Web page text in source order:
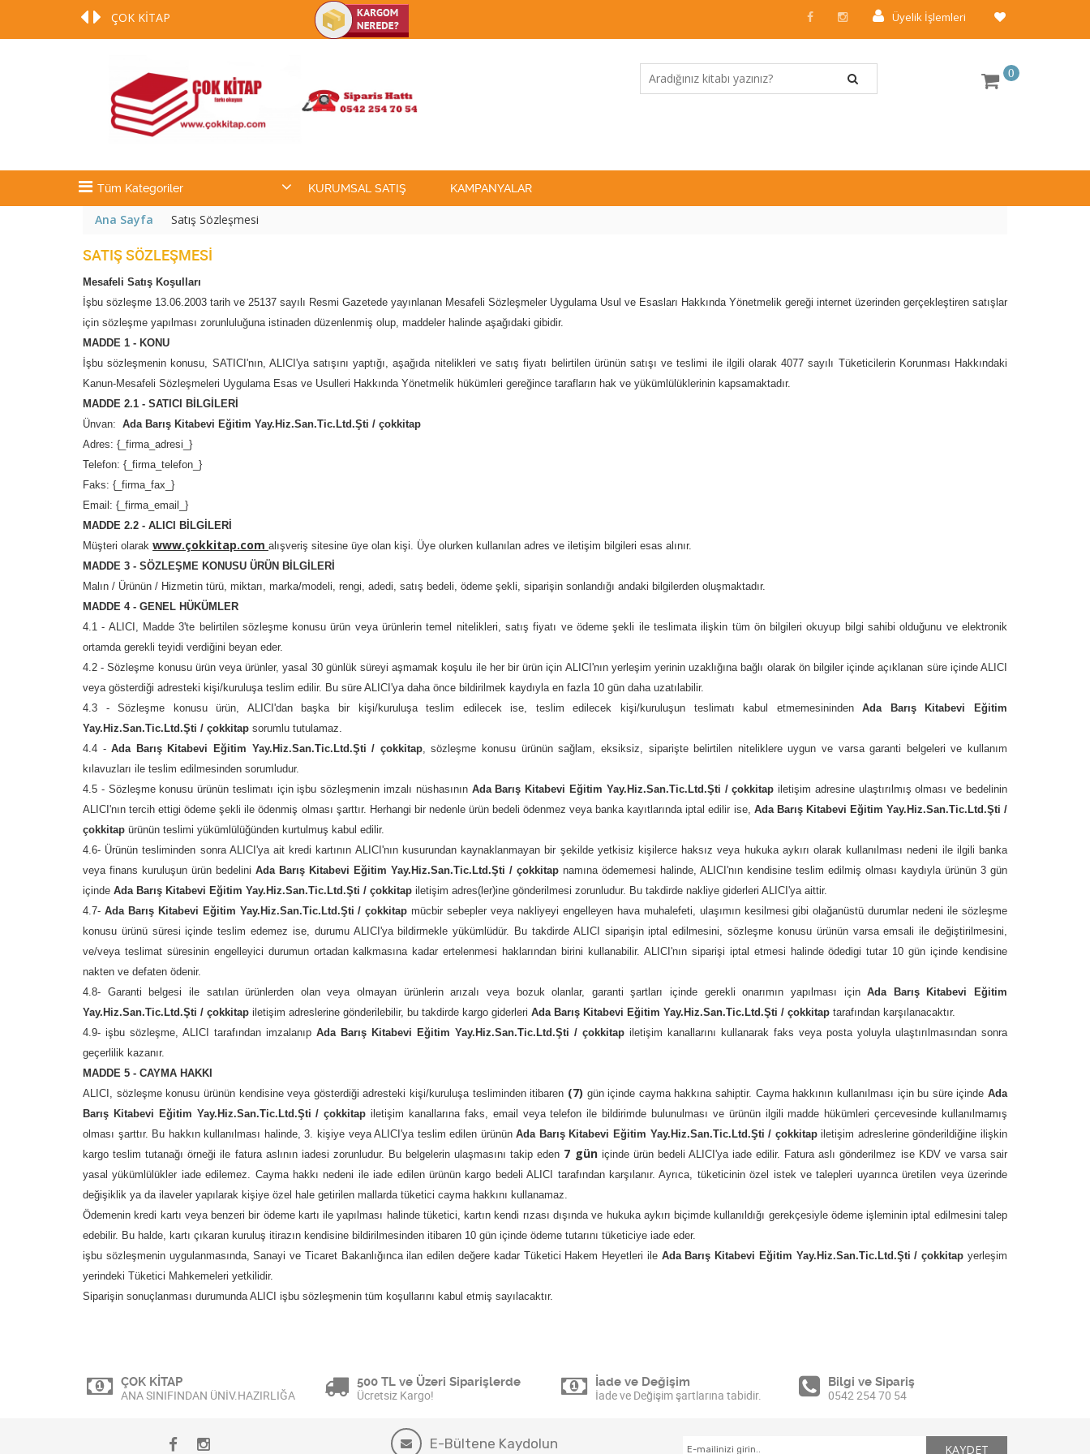
ÇOK KİTAP Üyelik İşlemleri
0
Tüm Kategoriler KURUMSAL SATIŞ KAMPANYALAR
Ana Sayfa Satış Sözleşmesi
SATIŞ SÖZLEŞMESI
Mesafeli Satış Koşulları
İşbu sözleşme 13.06.2003 tarih ve 25137 sayılı Resmi Gazetede yayınlanan Mesafeli Sözleşmeler Uygulama Usul ve Esasları Hakkında Yönetmelik gereği internet üzerinden gerçekleştiren satışlar
için sözleşme yapılması zorunluluğuna istinaden düzenlenmiş olup, maddeler halinde aşağıdaki gibidir.
MADDE 1 - KONU
İşbu sözleşmenin konusu, SATICI'nın, ALICI'ya satışını yaptığı, aşağıda nitelikleri ve satış fiyatı belirtilen ürünün satışı ve teslimi ile ilgili olarak 4077 sayılı Tüketicilerin Korunması Hakkındaki
Kanun-Mesafeli Sözleşmeleri Uygulama Esas ve Usulleri Hakkında Yönetmelik hükümleri gereğince tarafların hak ve yükümlülüklerinin kapsamaktadır.
MADDE 2.1 - SATICI BİLGİLERİ
Ünvan: Ada Barış Kitabevi Eğitim Yay.Hiz.San.Tic.Ltd.Şti / çokkitap
Adres: {_firma_adresi_}
Telefon: {_firma_telefon_}
Faks: {_firma_fax_}
Email: {_firma_email_}
MADDE 2.2 - ALICI BİLGİLERİ
Müşteri olarak www.çokkitap.com alışveriş sitesine üye olan kişi. Üye olurken kullanılan adres ve iletişim bilgileri esas alınır.
MADDE 3 - SÖZLEŞME KONUSU ÜRÜN BİLGİLERİ
Malın / Ürünün / Hizmetin türü, miktarı, marka/modeli, rengi, adedi, satış bedeli, ödeme şekli, siparişin sonlandığı andaki bilgilerden oluşmaktadır.
MADDE 4 - GENEL HÜKÜMLER
4.1 - ALICI, Madde 3'te belirtilen sözleşme konusu ürün veya ürünlerin temel nitelikleri, satış fiyatı ve ödeme şekli ile teslimata ilişkin tüm ön bilgileri okuyup bilgi sahibi olduğunu ve elektronik
ortamda gerekli teyidi verdiğini beyan eder.
4.2 - Sözleşme konusu ürün veya ürünler, yasal 30 günlük süreyi aşmamak koşulu ile her bir ürün için ALICI'nın yerleşim yerinin uzaklığına bağlı olarak ön bilgiler içinde açıklanan süre içinde ALICI
veya gösterdiği adresteki kişi/kuruluşa teslim edilir. Bu süre ALICI'ya daha önce bildirilmek kaydıyla en fazla 10 gün daha uzatılabilir.
4.3 - Sözleşme konusu ürün, ALICI'dan başka bir kişi/kuruluşa teslim edilecek ise, teslim edilecek kişi/kuruluşun teslimatı kabul etmemesinindenAda Barış Kitabevi Eğitim
Yay.Hiz.San.Tic.Ltd.Şti / çokkitap sorumlu tutulamaz.
4.4 -Ada Barış Kitabevi Eğitim Yay.Hiz.San.Tic.Ltd.Şti / çokkitap, sözleşme konusu ürünün sağlam, eksiksiz, siparişte belirtilen niteliklere uygun ve varsa garanti belgeleri ve kullanım
kılavuzları ile teslim edilmesinden sorumludur.
4.5 - Sözleşme konusu ürünün teslimatı için işbu sözleşmenin imzalı nüshasının Ada Barış Kitabevi Eğitim Yay.Hiz.San.Tic.Ltd.Şti / çokkitap iletişim adresine ulaştırılmış olması ve bedelinin
ALICI'nın tercih ettigi ödeme şekli ile ödenmiş olması şarttır. Herhangi bir nedenle ürün bedeli ödenmez veya banka kayıtlarında iptal edilir ise, Ada Barış Kitabevi Eğitim Yay.Hiz.San.Tic.Ltd.Şti /
çokkitap ürünün teslimi yükümlülüğünden kurtulmuş kabul edilir.
4.6- Ürünün tesliminden sonra ALICI'ya ait kredi kartının ALICI'nın kusurundan kaynaklanmayan bir şekilde yetkisiz kişilerce haksız veya hukuka aykırı olarak kullanılması nedeni ile ilgili banka
veya finans kuruluşun ürün bedelini Ada Barış Kitabevi Eğitim Yay.Hiz.San.Tic.Ltd.Şti / çokkitap namına ödememesi halinde, ALICI'nın kendisine teslim edilmiş olması kaydıyla ürünün 3 gün
içinde Ada Barış Kitabevi Eğitim Yay.Hiz.San.Tic.Ltd.Şti / çokkitap iletişim adres(ler)ine gönderilmesi zorunludur. Bu takdirde nakliye giderleri ALICI'ya aittir.
4.7- Ada Barış Kitabevi Eğitim Yay.Hiz.San.Tic.Ltd.Şti / çokkitap mücbir sebepler veya nakliyeyi engelleyen hava muhalefeti, ulaşımın kesilmesi gibi olağanüstü durumlar nedeni ile sözleşme
konusu ürünü süresi içinde teslim edemez ise, durumu ALICI'ya bildirmekle yükümlüdür. Bu takdirde ALICI siparişin iptal edilmesini, sözleşme konusu ürünün varsa emsali ile değiştirilmesini,
ve/veya teslimat süresinin engelleyici durumun ortadan kalkmasına kadar ertelenmesi haklarından birini kullanabilir. ALICI'nın siparişi iptal etmesi halinde ödedigi tutar 10 gün içinde kendisine
nakten ve defaten ödenir.
4.8- Garanti belgesi ile satılan ürünlerden olan veya olmayan ürünlerin arızalı veya bozuk olanlar, garanti şartları içinde gerekli onarımın yapılması içinAda Barış Kitabevi Eğitim
Yay.Hiz.San.Tic.Ltd.Şti / çokkitap iletişim adreslerine gönderilebilir, bu takdirde kargo giderleri Ada Barış Kitabevi Eğitim Yay.Hiz.San.Tic.Ltd.Şti / çokkitap tarafından karşılanacaktır.
4.9- işbu sözleşme, ALICI tarafından imzalanıp Ada Barış Kitabevi Eğitim Yay.Hiz.San.Tic.Ltd.Şti / çokkitap iletişim kanallarını kullanarak faks veya posta yoluyla ulaştırılmasından sonra
geçerlilik kazanır.
MADDE 5 - CAYMA HAKKI
ALICI, sözleşme konusu ürünün kendisine veya gösterdiği adresteki kişi/kuruluşa tesliminden itibaren (7) gün içinde cayma hakkına sahiptir. Cayma hakkının kullanılması için bu süre içinde Ada
Barış Kitabevi Eğitim Yay.Hiz.San.Tic.Ltd.Şti / çokkitap iletişim kanallarına faks, email veya telefon ile bildirimde bulunulması ve ürünün ilgili madde hükümleri çercevesinde kullanılmamış
olması şarttır. Bu hakkın kullanılması halinde, 3. kişiye veya ALICI'ya teslim edilen ürününAda Barış Kitabevi Eğitim Yay.Hiz.San.Tic.Ltd.Şti / çokkitapiletişim adreslerine gönderildiğine ilişkin
kargo teslim tutanağı örneği ile fatura aslının iadesi zorunludur. Bu belgelerin ulaşmasını takip eden 7 güniçinde ürün bedeli ALICI'ya iade edilir. Fatura aslı gönderilmez ise KDV ve varsa sair
yasal yükümlülükler iade edilemez. Cayma hakkı nedeni ile iade edilen ürünün kargo bedeli ALICI tarafından karşılanır. Ayrıca, tüketicinin özel istek ve talepleri uyarınca üretilen veya üzerinde
değişiklik ya da ilaveler yapılarak kişiye özel hale getirilen mallarda tüketici cayma hakkını kullanamaz.
Ödemenin kredi kartı veya benzeri bir ödeme kartı ile yapılması halinde tüketici, kartın kendi rızası dışında ve hukuka aykırı biçimde kullanıldığı gerekçesiyle ödeme işleminin iptal edilmesini talep
edebilir. Bu halde, kartı çıkaran kuruluş itirazın kendisine bildirilmesinden itibaren 10 gün içinde ödeme tutarını tüketiciye iade eder.
işbu sözleşmenin uygulanmasında, Sanayi ve Ticaret Bakanlığınca ilan edilen değere kadar Tüketici Hakem Heyetleri ile Ada Barış Kitabevi Eğitim Yay.Hiz.San.Tic.Ltd.Şti / çokkitap yerleşim
yerindeki Tüketici Mahkemeleri yetkilidir.
Siparişin sonuçlanması durumunda ALICI işbu sözleşmenin tüm koşullarını kabul etmiş sayılacaktır.
ÇOK KİTAP
ANA SINIFINDAN ÜNİV.HAZIRLIĞA
500 TL ve Üzeri Siparişlerde
Ücretsiz Kargo!
İade ve Değişim
İade ve Değişim şartlarına tabidir.
Bilgi ve Sipariş
0542 254 70 54
E-Bültene Kaydolun